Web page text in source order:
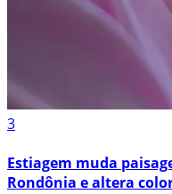
3
Estiagem muda
Rondônia e altera